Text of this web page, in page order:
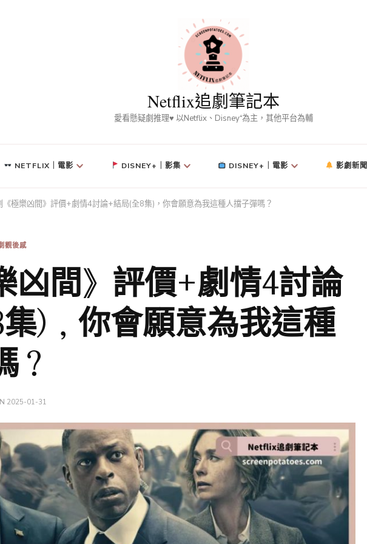
Netflix追劇筆記本
愛看懸疑劇推理♥ 以Netflix、Disney⁺為主，其他平台為輔
NETFLIX｜電影 DISNEY+｜影集 DISNEY+｜電影 影劇新聞
《極樂凶間》評價+劇情4討論+結局(全8集)，你會願意為我這種人擋子彈嗎？
觀後感
凶間》評價+劇情4討論
)，你會願意為我這種
？
2025-01-31